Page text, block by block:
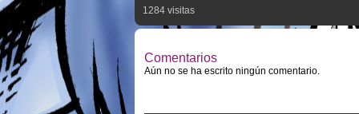
1284 visitas
Comentarios
Aún no se ha escrito ningún comentario.